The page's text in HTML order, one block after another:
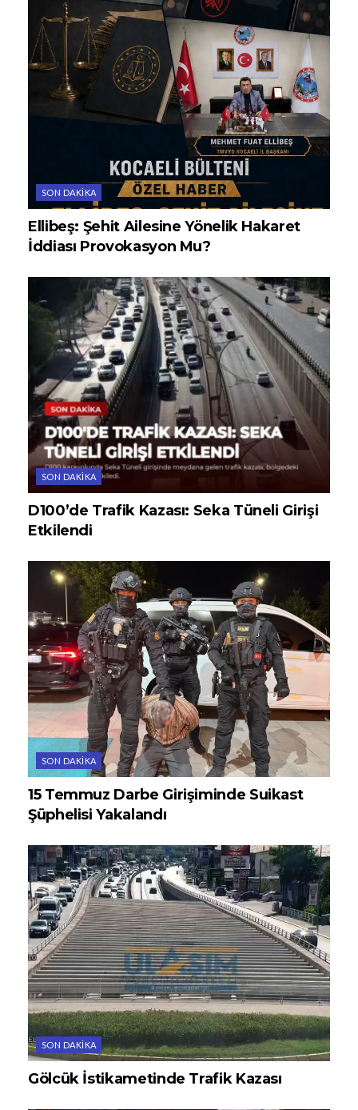
SON DAKIKA
Ellibeş: Şehit Ailesine Yönelik Hakaret
İddiası Provokasyon Mu?
SON DAKIKA
D100’de Trafik Kazası: Seka Tüneli Girişi
Etkilendi
SON DAKIKA
15 Temmuz Darbe Girişiminde Suikast
Şüphelisi Yakalandı
SON DAKIKA
Gölcük İstikametinde Trafik Kazası